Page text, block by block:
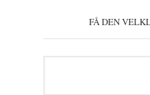
FÅ DEN